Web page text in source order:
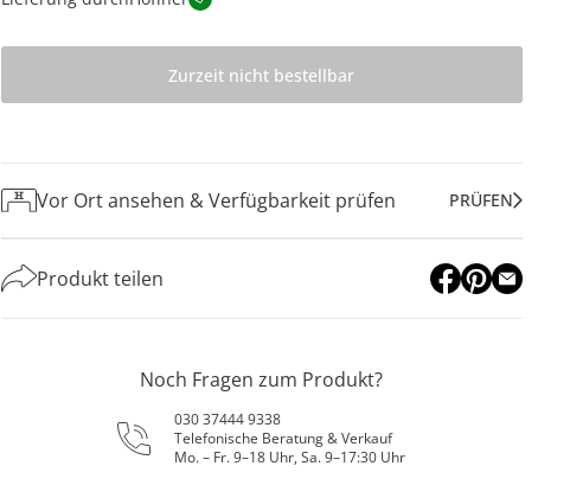
Zurzeit nicht bestellbar
Vor Ort ansehen & Verfügbarkeit prüfen PRÜFEN
Produkt teilen
Noch Fragen zum Produkt?
030 37444 9338
Telefonische Beratung & Verkauf
Mo. – Fr. 9–18 Uhr, Sa. 9–17:30 Uhr